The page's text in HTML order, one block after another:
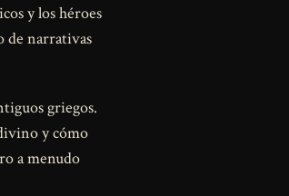
y los héroes
de narrativas
griegos.
y cómo
a menudo